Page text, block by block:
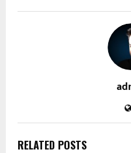
RELATED POSTS